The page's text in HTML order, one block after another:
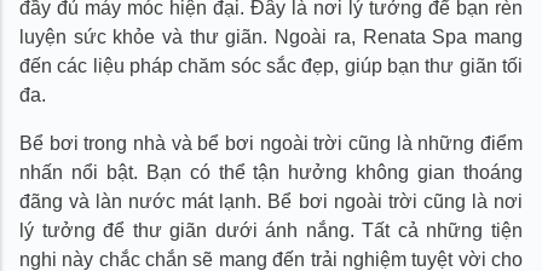
đầy đủ máy móc hiện đại. Đây là nơi lý tưởng để bạn rèn
luyện sức khỏe và thư giãn. Ngoài ra, Renata Spa mang
đến các liệu pháp chăm sóc sắc đẹp, giúp bạn thư giãn tối
đa.
Bể bơi trong nhà và bể bơi ngoài trời cũng là những điểm
nhấn nổi bật. Bạn có thể tận hưởng không gian thoáng
đãng và làn nước mát lạnh. Bể bơi ngoài trời cũng là nơi
lý tưởng để thư giãn dưới ánh nắng. Tất cả những tiện
nghi này chắc chắn sẽ mang đến trải nghiệm tuyệt vời cho